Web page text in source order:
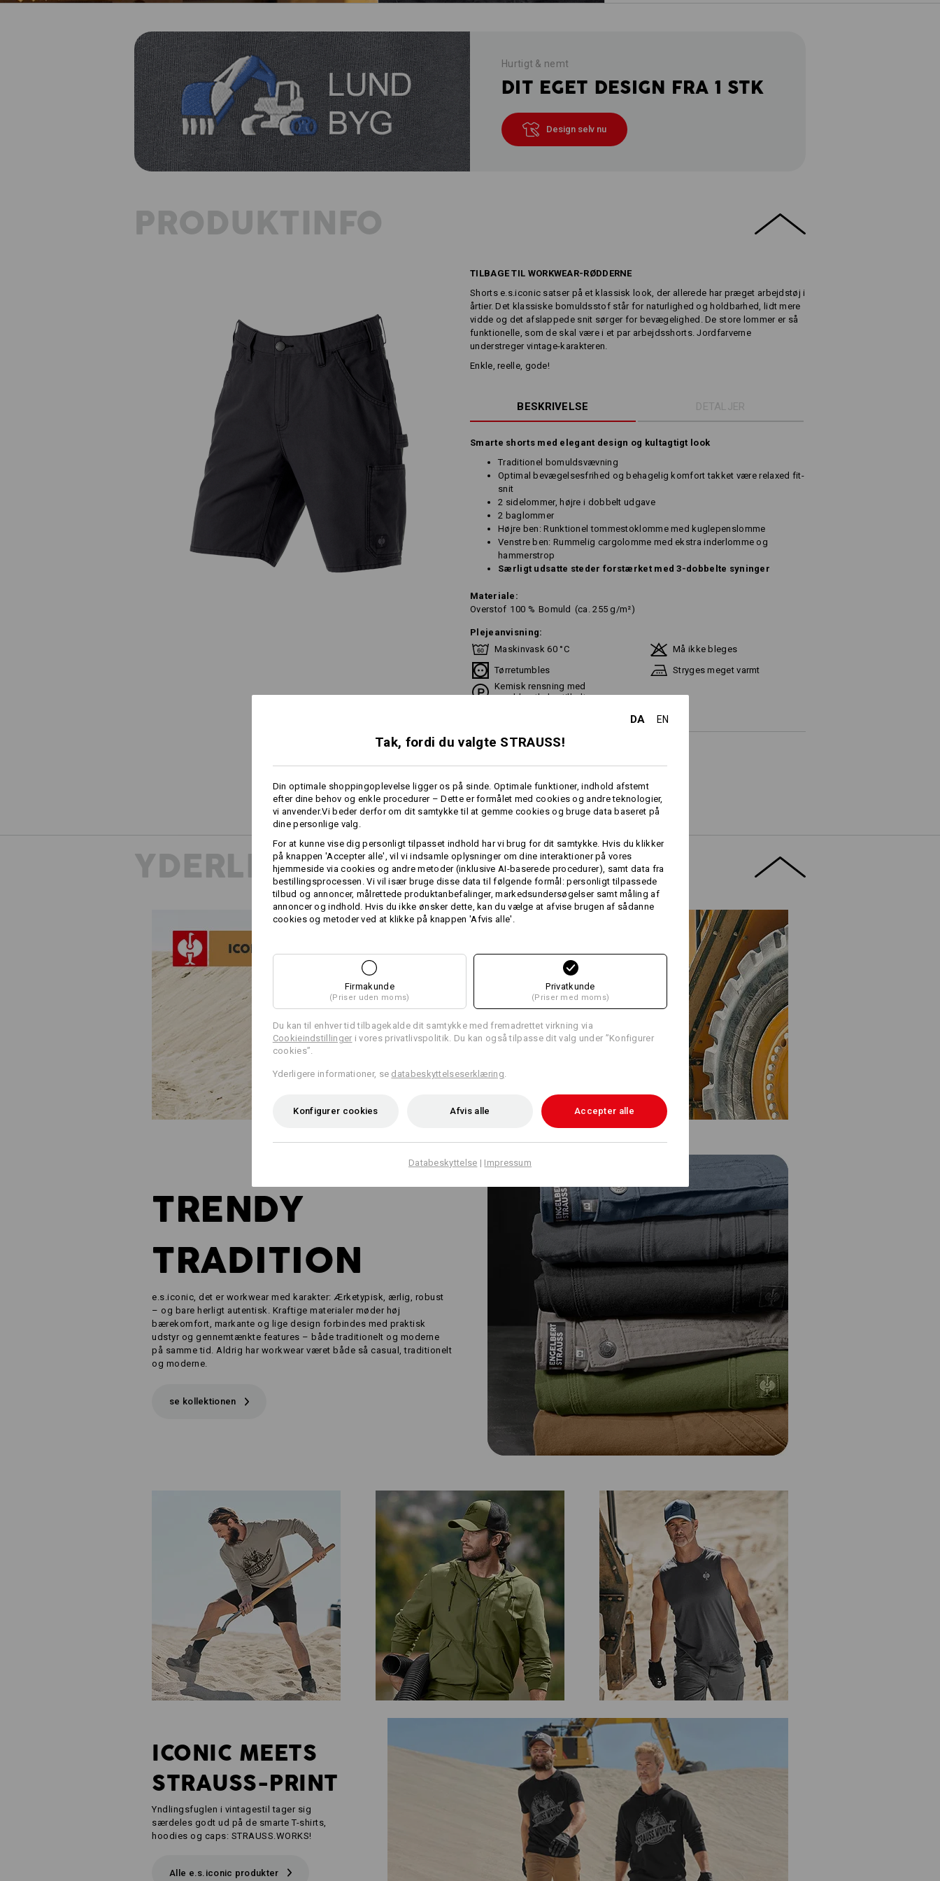
Hurtigt & nemt
DIT EGET DESIGN FRA 1 STK
Design selv nu
PRODUKTINFO
TILBAGE TIL WORKWEAR-RØDDERNE
Shorts e.s.iconic satser på et klassisk look, der allerede har præget arbejdstøj i
årtier. Det klassiske bomuldsstof står for naturlighed og holdbarhed, lidt mere
vidde og det afslappede snit sørger for bevægelighed. De store lommer er så
funktionelle, som de skal være i et par arbejdsshorts. Jordfarverne
understreger vintage-karakteren.
Enkle, reelle, gode!
BESKRIVELSE DETALJER
Smarte shorts med elegant design og kultagtigt look
Traditionel bomuldsvævning
Optimal bevægelsesfrihed og behagelig komfort takket være relaxed fit-
snit
2 sidelommer, højre i dobbelt udgave
2 baglommer
Højre ben: Runktionel tommestoklomme med kuglepenslomme
Venstre ben: Rummelig cargolomme med ekstra inderlomme og
hammerstrop
Særligt udsatte steder forstærket med 3-dobbelte syninger
Materiale:
Overstof 100 % Bomuld (ca. 255 g/m²)
Plejeanvisning:
Maskinvask 60 °C
Må ikke bleges
Tørretumbles
Stryges meget varmt
Kemisk rensning med
perchlorethylen tilladt
Ren bomuld kan krympe 3-5 %.
!!! Sæsonartikel !!! Leveres så længe lager haves !!!
Individualisering:
Udform selv
YDERLIGERE OPLYSNINGER
TRENDY
TRADITION
e.s.iconic, det er workwear med karakter: Ærketypisk, ærlig, robust
– og bare herligt autentisk. Kraftige materialer møder høj
bærekomfort, markante og lige design forbindes med praktisk
udstyr og gennemtænkte features – både traditionelt og moderne
på samme tid. Aldrig har workwear været både så casual, traditionelt
og moderne.
se kollektionen
ICONIC MEETS
STRAUSS-PRINT
Yndlingsfuglen i vintagestil tager sig
særdeles godt ud på de smarte T-shirts,
hoodies og caps: STRAUSS.WORKS!
Alle e.s.iconic produkter
DA EN
Tak, fordi du valgte STRAUSS!
Din optimale shoppingoplevelse ligger os på sinde. Optimale funktioner, indhold afstemt
efter dine behov og enkle procedurer – Dette er formålet med cookies og andre teknologier,
vi anvender.Vi beder derfor om dit samtykke til at gemme cookies og bruge data baseret på
dine personlige valg.
For at kunne vise dig personligt tilpasset indhold har vi brug for dit samtykke. Hvis du klikker
på knappen 'Accepter alle', vil vi indsamle oplysninger om dine interaktioner på vores
hjemmeside via cookies og andre metoder (inklusive AI-baserede procedurer), samt data fra
bestillingsprocessen. Vi vil især bruge disse data til følgende formål: personligt tilpassede
tilbud og annoncer, målrettede produktanbefalinger, markedsundersøgelser samt måling af
annoncer og indhold. Hvis du ikke ønsker dette, kan du vælge at afvise brugen af sådanne
cookies og metoder ved at klikke på knappen 'Afvis alle'.
Firmakunde
(Priser uden moms)
Privatkunde
(Priser med moms)
Du kan til enhver tid tilbagekalde dit samtykke med fremadrettet virkning via
Cookieindstillinger i vores privatlivspolitik. Du kan også tilpasse dit valg under ”Konfigurer
cookies”.
Yderligere informationer, se databeskyttelseserklæring
Konfigurer cookies Afvis alle Accepter alle
Databeskyttelse | Impressum